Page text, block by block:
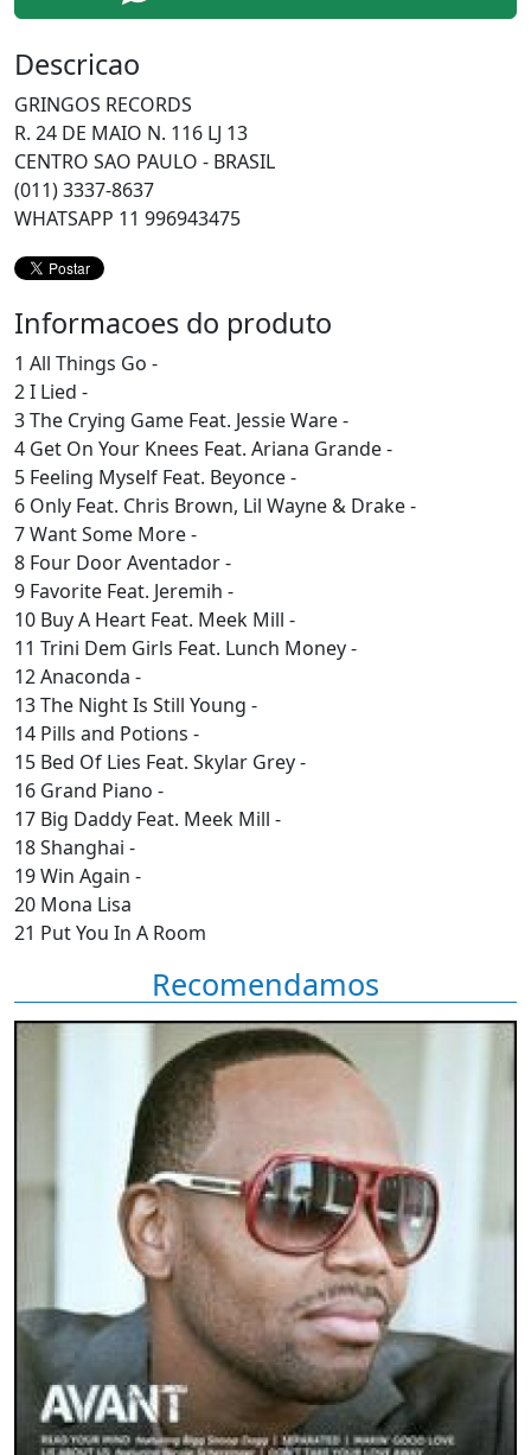
Descricao
GRINGOS RECORDS
R. 24 DE MAIO N. 116 LJ 13
CENTRO SAO PAULO - BRASIL
(011) 3337-8637
WHATSAPP 11 996943475
Informacoes do produto
1 All Things Go -
2 I Lied -
3 The Crying Game Feat. Jessie Ware -
4 Get On Your Knees Feat. Ariana Grande -
5 Feeling Myself Feat. Beyonce -
6 Only Feat. Chris Brown, Lil Wayne & Drake -
7 Want Some More -
8 Four Door Aventador -
9 Favorite Feat. Jeremih -
10 Buy A Heart Feat. Meek Mill -
11 Trini Dem Girls Feat. Lunch Money -
12 Anaconda -
13 The Night Is Still Young -
14 Pills and Potions -
15 Bed Of Lies Feat. Skylar Grey -
16 Grand Piano -
17 Big Daddy Feat. Meek Mill -
18 Shanghai -
19 Win Again -
20 Mona Lisa
21 Put You In A Room
Recomendamos